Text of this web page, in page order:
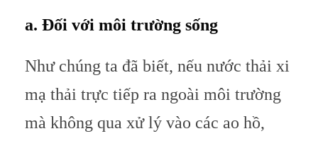
a. Đối với môi trường sống
Như chúng ta đã biết, nếu nước thải xi
mạ thải trực tiếp ra ngoài môi trường
mà không qua xử lý vào các ao hồ,